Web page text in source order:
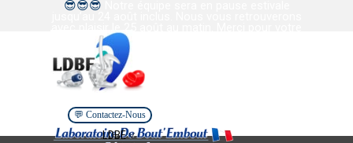
Aller au contenu
😎😎😎
confiance et votre collaboration. Bel été à tous.
💬 Contactez-Nous
Sauter le menu
LDBE ˅
▼